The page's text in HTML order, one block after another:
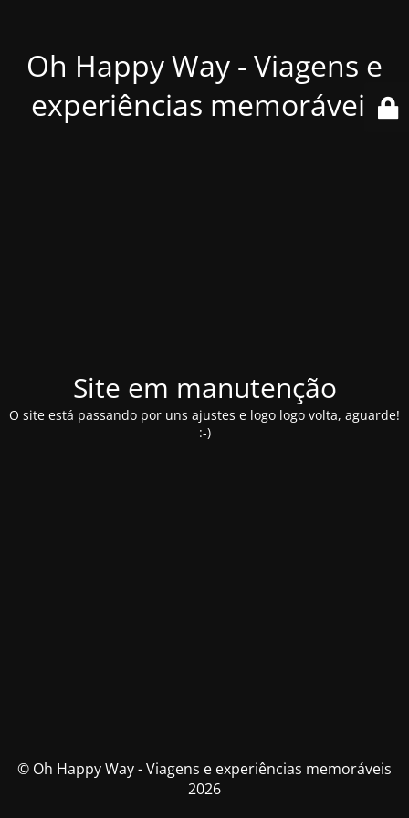
Oh Happy Way - Viagens e
experiências memoráveis
Site em manutenção
O site está passando por uns ajustes e logo logo volta, aguarde!
:-)
© Oh Happy Way - Viagens e experiências memoráveis
2026